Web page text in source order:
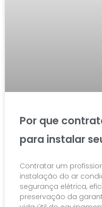
Por que
para instalar
Contratar um
instalação do ar
segurança elétrica,
preservação da